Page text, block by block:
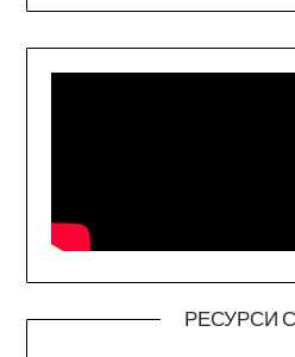
РЕСУРСИ